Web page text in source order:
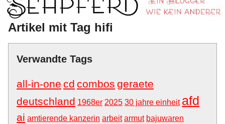
Artikel mit Tag hifi
Verwandte Tags
all-in-one cd combos geraete
deutschland 1968er 2025 30 jahre einheit afd
ai amtierende kanzerin arbeit armut bajuwaren